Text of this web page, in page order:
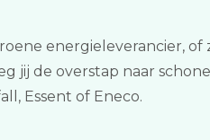
energieleverancier,
de overstap naar
Essent of Eneco.